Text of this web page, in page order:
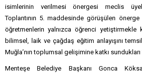
isimlerinin verilmesi önergesi meclis
Toplantının 5. maddesinde görüşülen
öğretmenlerin yalnızca öğrenci yetiştirmekle
bilimsel, laik ve çağdaş eğitim anlayışını
Muğla’nın toplumsal gelişimine katkı sundukları
Menteşe Belediye Başkanı Gonca